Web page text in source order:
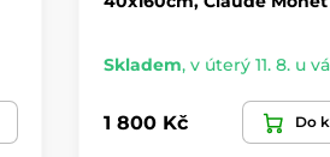
Skladem, v úterý 11. 8. u
1 800 Kč Do